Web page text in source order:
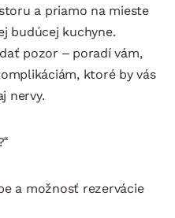
a priamo na mieste
budúcej kuchyne.
pozor – poradí vám,
ktoré by vás
nervy.
a možnosť rezervácie